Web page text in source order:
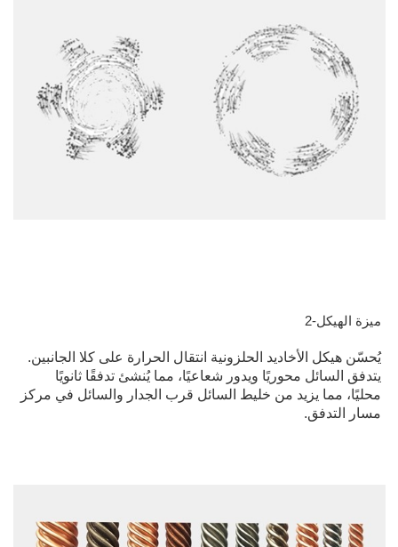
ميزة الهيكل-2
يُحسّن هيكل الأخاديد الحلزونية انتقال الحرارة على كلا الجانبين.
يتدفق السائل محوريًا ويدور شعاعيًا، مما يُنشئ تدفقًا ثانويًا
محليًا، مما يزيد من خليط السائل قرب الجدار والسائل في مركز
مسار التدفق.